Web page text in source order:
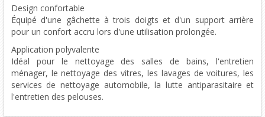
Design confortable
Équipé d'une gâchette à trois doigts et d'un support arrière
pour un confort accru lors d'une utilisation prolongée.
Application polyvalente
Idéal pour le nettoyage des salles de bains, l'entretien
ménager, le nettoyage des vitres, les lavages de voitures, les
services de nettoyage automobile, la lutte antiparasitaire et
l'entretien des pelouses.